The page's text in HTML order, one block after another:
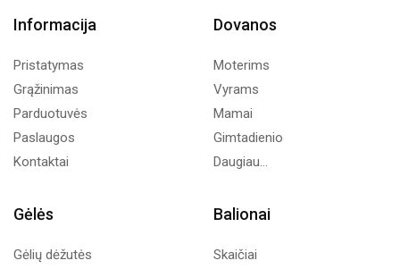
Informacija
Pristatymas
Grąžinimas
Parduotuvės
Paslaugos
Kontaktai
Dovanos
Moterims
Vyrams
Mamai
Gimtadienio
Daugiau...
Gėlės
Gėlių dėžutės
Balionai
Skaičiai